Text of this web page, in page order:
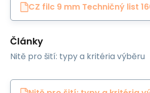
CZ filc 9 mm Techničný list
Články
Nitě pro šití: typy a kritéria výběru